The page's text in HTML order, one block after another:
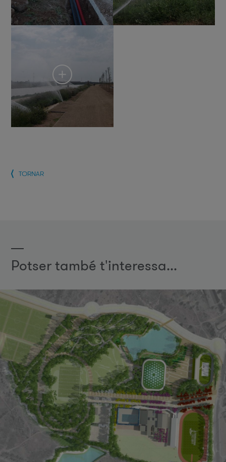
TORNAR
Potser també t'interessa...